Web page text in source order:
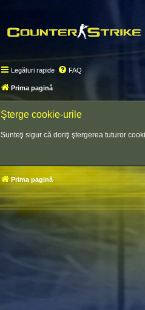
Legături rapide FAQ
Prima pagină
Şterge cookie-urile
Sunteţi sigur că doriţi ştergerea tuturor
Prima pagină